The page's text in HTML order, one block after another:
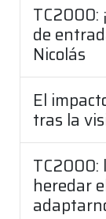
TC2000:
de
Nicolás
El
tras la
TC2000:
heredar